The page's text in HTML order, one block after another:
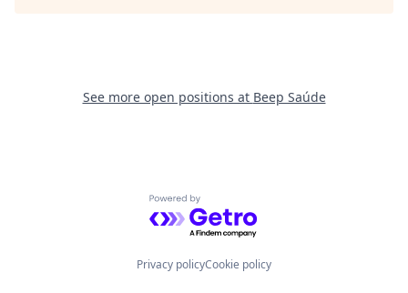
See more open positions at Beep Saúde
Powered by Getro.com
Privacy policyCookie policy